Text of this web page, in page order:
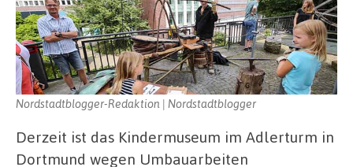
Nordstadtblogger-Redaktion | Nordstadtblogger
Derzeit ist das Kindermuseum im Adlerturm in
Dortmund wegen Umbauarbeiten